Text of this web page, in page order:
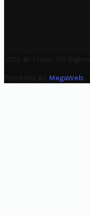
2025 © Trovit. All Rights
Powered By MegaWeb